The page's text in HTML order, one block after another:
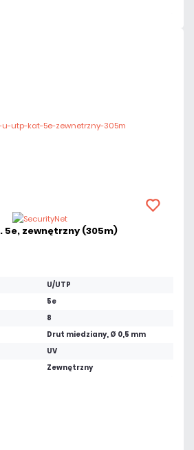
5e, zewnętrzny (305m)
U/UTP
5e
8
Drut miedziany, Ø 0,5 mm
UV
Zewnętrzny